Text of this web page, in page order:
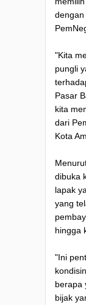
"Kita
pungli
Pasar
kita
dari
Kota
dibuka
lapak
yang
hingga
"Ini
berapa
bijak